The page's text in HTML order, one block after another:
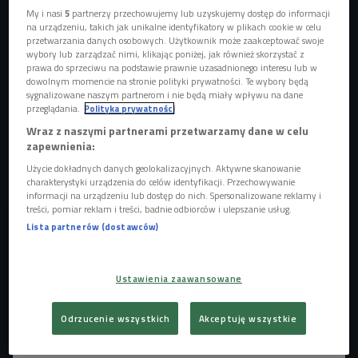
Otsochodzi Foto: Universal Music Polska/mat. prasowe
Na Tarchominie, czyli osiedlu w Warszawie, z którego
Otsochodzipochodzi i z którym jest mocno związany,
związanych z życiem i twórczością Otso i zapowiada jego
września tego roku.
My i nasi5 partnerzy przechowujemy lub uzyskujemy dostęp do informacji
na urządzeniu, takich jak unikalne identyfikatory w plikach cookie w celu
przetwarzania danych osobowych. Użytkownik może zaakceptować swoje
wybory lub zarządzać nimi, klikając poniżej, jak również skorzystać z
prawa do sprzeciwu na podstawie prawnie uzasadnionego interesu lub w
dowolnym momencie na stronie polityki prywatności. Te wybory będą
sygnalizowane naszym partnerom i nie będą miały wpływu na dane
przeglądania. Polityka prywatności
Wraz z naszymi partnerami przetwarzamy dane w celu
zapewnienia:
Użycie dokładnych danych geolokalizacyjnych. Aktywne skanowanie
charakterystyki urządzenia do celów identyfikacji. Przechowywanie
informacji na urządzeniu lub dostęp do nich. Spersonalizowane reklamy i
treści, pomiar reklam i treści, badnie odbiorców i ulepszanie usług.
Lista partnerów (dostawców)
Ustawienia zaawansowane
Odrzucenie wszystkich Akceptuję wszystkie